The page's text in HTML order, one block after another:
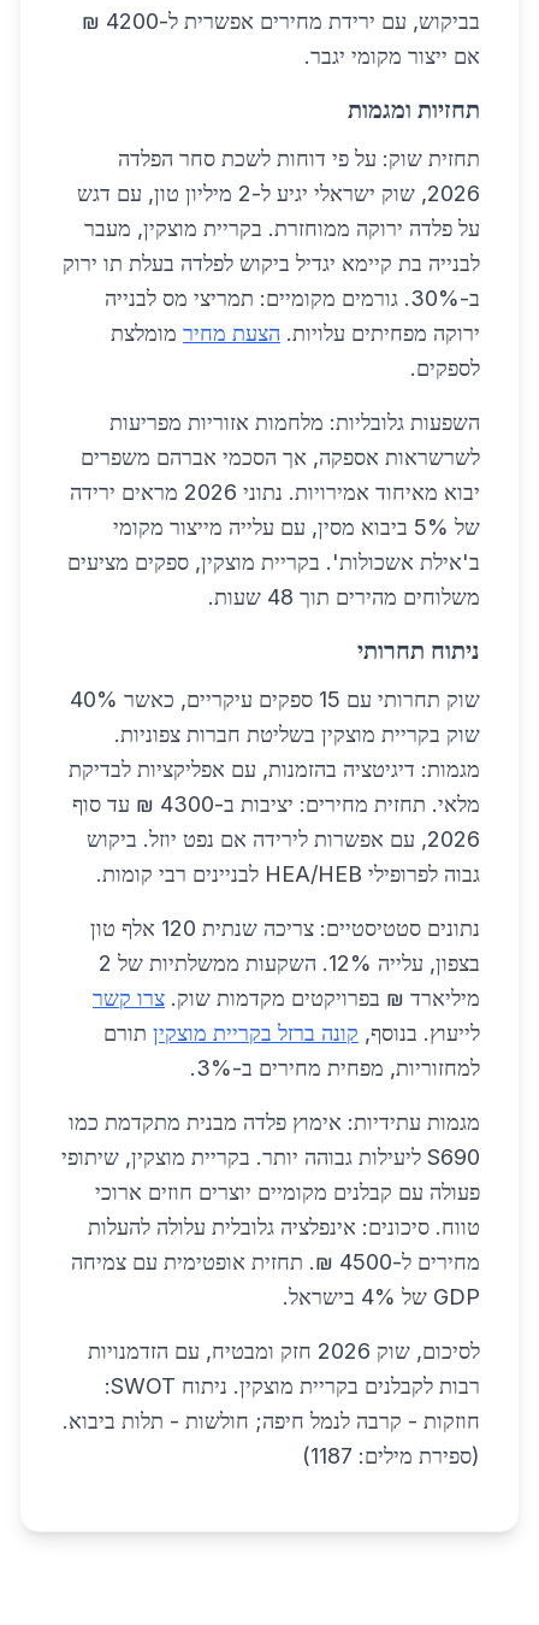
בביקוש, עם ירידת מחירים אפשרית ל-4200 ₪
אם ייצור מקומי יגבר.
תחזיות ומגמות
תחזית שוק: על פי דוחות לשכת סחר הפלדה
2026, שוק ישראלי יגיע ל-2 מיליון טון, עם דגש
על פלדה ירוקה ממוחזרת. בקריית מוצקין, מעבר
לבנייה בת קיימא יגדיל ביקוש לפלדה בעלת תו ירוק
ב-30%. גורמים מקומיים: תמריצי מס לבנייה
ירוקה מפחיתים עלויות. הצעת מחיר מומלצת
לספקים.
השפעות גלובליות: מלחמות אזוריות מפריעות
לשרשראות אספקה, אך הסכמי אברהם משפרים
יבוא מאיחוד אמירויות. נתוני 2026 מראים ירידה
של 5% ביבוא מסין, עם עלייה מייצור מקומי
ב'אילת אשכולות'. בקריית מוצקין, ספקים מציעים
משלוחים מהירים תוך 48 שעות.
ניתוח תחרותי
שוק תחרותי עם 15 ספקים עיקריים, כאשר 40%
שוק בקריית מוצקין בשליטת חברות צפוניות.
מגמות: דיגיטציה בהזמנות, עם אפליקציות לבדיקת
מלאי. תחזית מחירים: יציבות ב-4300 ₪ עד סוף
2026, עם אפשרות לירידה אם נפט יוזל. ביקוש
גבוה לפרופילי HEA/HEB לבניינים רבי קומות.
נתונים סטטיסטיים: צריכה שנתית 120 אלף טון
בצפון, עלייה 12%. השקעות ממשלתיות של 2
מיליארד ₪ בפרויקטים מקדמות שוק. צרו קשר
לייעוץ. בנוסף, קונה ברזל בקריית מוצקין תורם
למחזוריות, מפחית מחירים ב-3%.
מגמות עתידיות: אימוץ פלדה מבנית מתקדמת כמו
S690 ליעילות גבוהה יותר. בקריית מוצקין, שיתופי
פעולה עם קבלנים מקומיים יוצרים חוזים ארוכי
טווח. סיכונים: אינפלציה גלובלית עלולה להעלות
מחירים ל-4500 ₪. תחזית אופטימית עם צמיחה
GDP של 4% בישראל.
לסיכום, שוק 2026 חזק ומבטיח, עם הזדמנויות
רבות לקבלנים בקריית מוצקין. ניתוח SWOT:
חוזקות - קרבה לנמל חיפה; חולשות - תלות ביבוא.
(ספירת מילים: 1187)